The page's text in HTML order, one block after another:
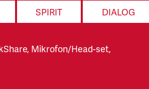
SPIRIT DIALOG
Mikrofon/Head-set,